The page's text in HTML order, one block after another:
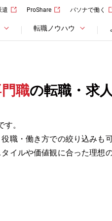
遣 ProShare パソナで働く
転職ノウハウ
職の転職・求
。
職・働き方での絞り込みも可
イルや価値観に合った理想